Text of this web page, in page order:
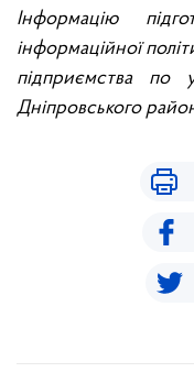
Інформацію
інформаційної
підприємства по
Дніпровського